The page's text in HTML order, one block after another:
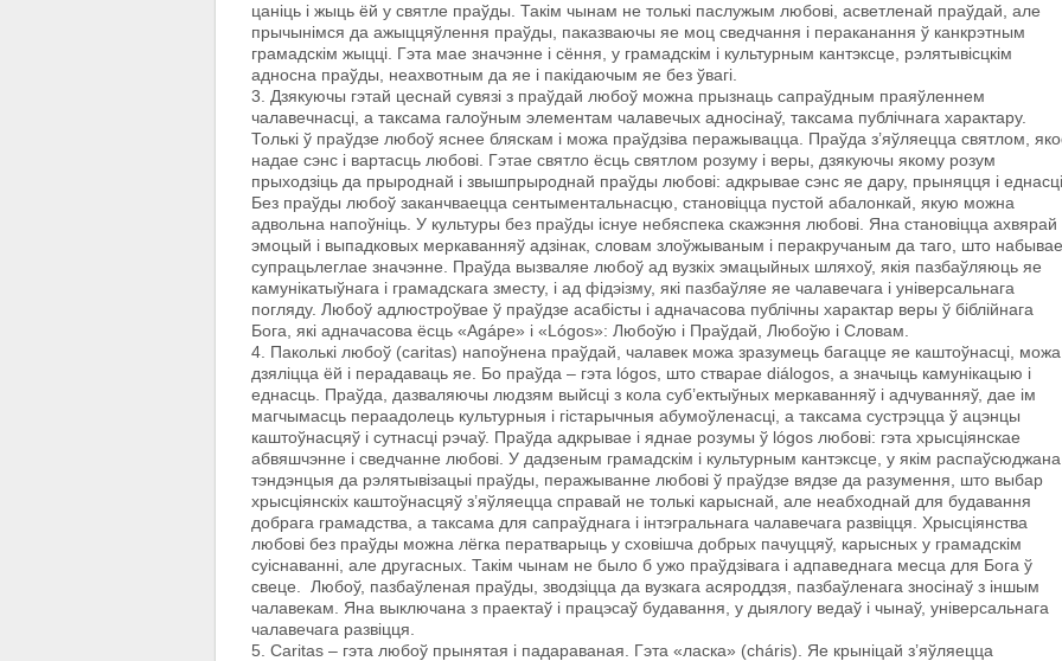
цаніць i жыць ёй у святле праўды. Такім чынам не толькі паслужым любові, асветленай праўдай, але
прычынімся да ажыццяўлення праўды, паказваючы яе моц сведчання i пераканання ў канкрэтным
грамадскім жыцці. Гэта мае значэнне і сёння, у грамадскім i культурным кантэксце, рэлятывісцкім
адносна праўды, неахвотным да яе і пакідаючым яе без ўвагі.
3. Дзякуючы гэтай цеснай сувязі з праўдай любоў можна прызнаць сапраўдным праяўленнем
чалавечнасці, а таксама галоўным элементам чалавечых адносінаў, таксама публічнага характару.
Толькі ў праўдзе любоў яснее бляскам i можа праўдзіва перажывацца. Праўда з’яўляецца святлом,
надае сэнс і вартасць любові. Гэтае святло ёсць святлом розуму і веры, дзякуючы якому розум
прыходзіць да прыроднай і звышпрыроднай праўды любові: адкрывае сэнс яе дару, прыняцця і еднасці.
Без праўды любоў заканчваецца сентыментальнасцю, становіцца пустой абалонкай, якую можна
адвольна напоўніць. У культуры без праўды існуе небяспека скажэння любові. Яна становіцца ахвярай
эмоцый і выпадковых меркаванняў адзінак, словам злоўжываным і перакручаным да таго, што набывае
супрацьлеглае значэнне. Праўда вызваляе любоў ад вузкіх эмацыйных шляхоў, якія пазбаўляюць яе
камунікатыўнага і грамадскага зместу, i ад фідэізму, які пазбаўляе яе чалавечага і універсальнага
погляду. Любоў адлюстроўвае ў праўдзе асабісты і адначасова публічны характар веры ў біблійнага
Бога, які адначасова ёсць «Agápe» i «Lógos»: Любоўю i Праўдай, Любоўю i Словам.
4. Паколькі любоў (caritas) напоўнена праўдай, чалавек можа зразумець багацце яе каштоўнасці, можа
дзяліцца ёй i перадаваць яе. Бо праўда – гэта lógos, што стварае diálogos, a значыць камунікацыю i
еднасць. Праўда, дазваляючы людзям выйсці з кола суб’ектыўных меркаванняў i адчуванняў, дае ім
магчымасць пераадолець культурныя і гістарычныя абумоўленасці, а таксама сустрэцца ў ацэнцы
каштоўнасцяў i сутнасці рэчаў. Праўда адкрывае i яднае розумы ў lógos любові: гэта хрысціянскае
абвяшчэнне i сведчанне любові. У дадзеным грамадскім і культурным кантэксце, у якім распаўсюджана
тэндэнцыя да рэлятывізацыі праўды, перажыванне любові ў праўдзе вядзе да разумення, што выбар
хрысціянскіх каштоўнасцяў з’яўляецца справай не толькі карыснай, але неабходнай для будавання
добрага грамадства, а таксама для сапраўднага і інтэгральнага чалавечага развіцця. Хрысціянства
любові без праўды можна лёгка ператварыць у сховішча добрых пачуццяў, карысных у грамадскім
суіснаванні, але другасных. Такім чынам не было б ужо праўдзівага і адпаведнага месца для Бога ў
свеце. Любоў, пазбаўленая праўды, зводзіцца да вузкага асяроддзя, пазбаўленага зносінаў з іншым
чалавекам. Яна выключана з праектаў i працэсаў будавання, у дыялогу ведаў i чынаў, універсальнага
чалавечага развіцця.
5. Caritas – гэта любоў прынятая i падараваная. Гэта «ласка» (cháris). Яе крыніцай з’яўляецца